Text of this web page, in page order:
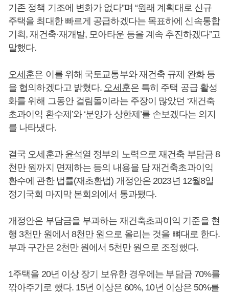
기존 정책 기조에 변화가 없다”며 “원래 계획대로 신규
주택을 최대한 빠르게 공급하겠다는 목표하에 신속통합
기획, 재건축·재개발, 모아타운 등을 계속 추진하겠다”고
말했다.
오세훈은 이를 위해 국토교통부와 재건축 규제 완화 등
을 협의하겠다고 밝혔다. 오세훈은 특히 주택 공급 활성
화를 위해 그동안 걸림돌이라는 주장이 많았던 ‘재건축
초과이익 환수제’와 ‘분양가 상한제’를 손보겠다는 의지
를 나타냈다.
결국 오세훈과 윤석열 정부의 노력으로 재건축 부담금 8
천만 원까지 면제하는 등의 내용을 담 재건축초과이익
환수에 관한 법률(재초환법) 개정안은 2023년 12월8일
정기국회 마지막 본회의에서 통과됐다.
개정안은 부담금을 부과하는 재건축초과이익 기준을 현
행 3천만 원에서 8천만 원으로 올리는 것을 뼈대로 한다.
부과 구간은 2천만 원에서 5천만 원으로 조정했다.
1주택을 20년 이상 장기 보유한 경우에는 부담금 70%를
깎아주기로 했다. 15년 이상은 60%, 10년 이상은 50%를